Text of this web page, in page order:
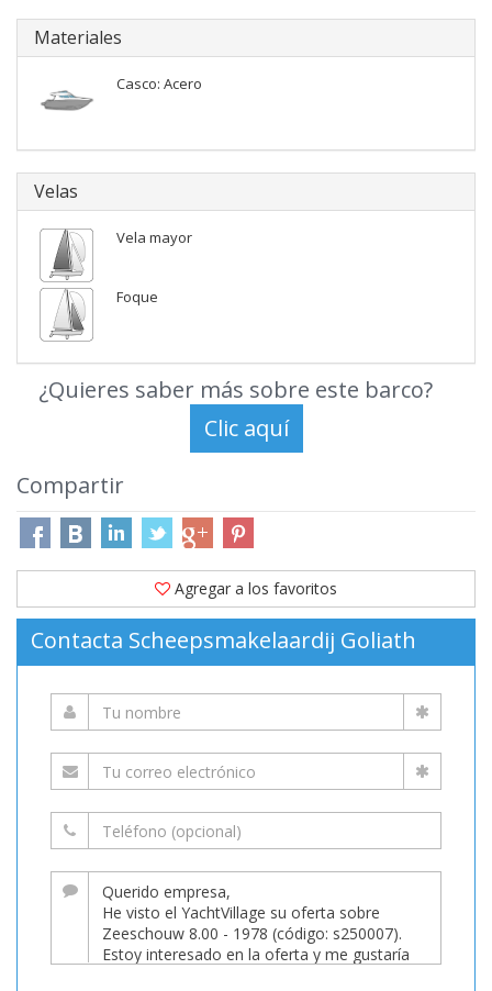
Materiales
Casco: Acero
Velas
Vela mayor
Foque
¿Quieres saber más sobre este barco?
Compartir
Agregar a los favoritos
Contacta Scheepsmakelaardij Goliath